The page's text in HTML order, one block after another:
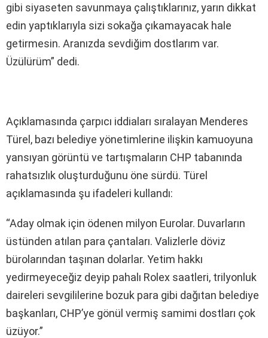
gibi siyaseten savunmaya çalıştıklarınız, yarın dikkat
edin yaptıklarıyla sizi sokağa çıkamayacak hale
getirmesin. Aranızda sevdiğim dostlarım var.
Üzülürüm” dedi.
Açıklamasında çarpıcı iddiaları sıralayan Menderes
Türel, bazı belediye yönetimlerine ilişkin kamuoyuna
yansıyan görüntü ve tartışmaların CHP tabanında
rahatsızlık oluşturduğunu öne sürdü. Türel
açıklamasında şu ifadeleri kullandı:
“Aday olmak için ödenen milyon Eurolar. Duvarların
üstünden atılan para çantaları. Valizlerle döviz
bürolarından taşınan dolarlar. Yetim hakkı
yedirmeyeceğiz deyip pahalı Rolex saatleri, trilyonluk
daireleri sevgililerine bozuk para gibi dağıtan belediye
başkanları, CHP’ye gönül vermiş samimi dostları çok
üzüyor.”